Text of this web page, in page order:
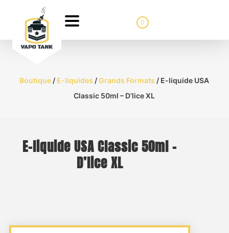
0
Boutique / E-liquides /Grands Formats / E-liquide USA
Classic 50ml – D’lice XL
E-liquide USA Classic 50ml –
D’lice XL